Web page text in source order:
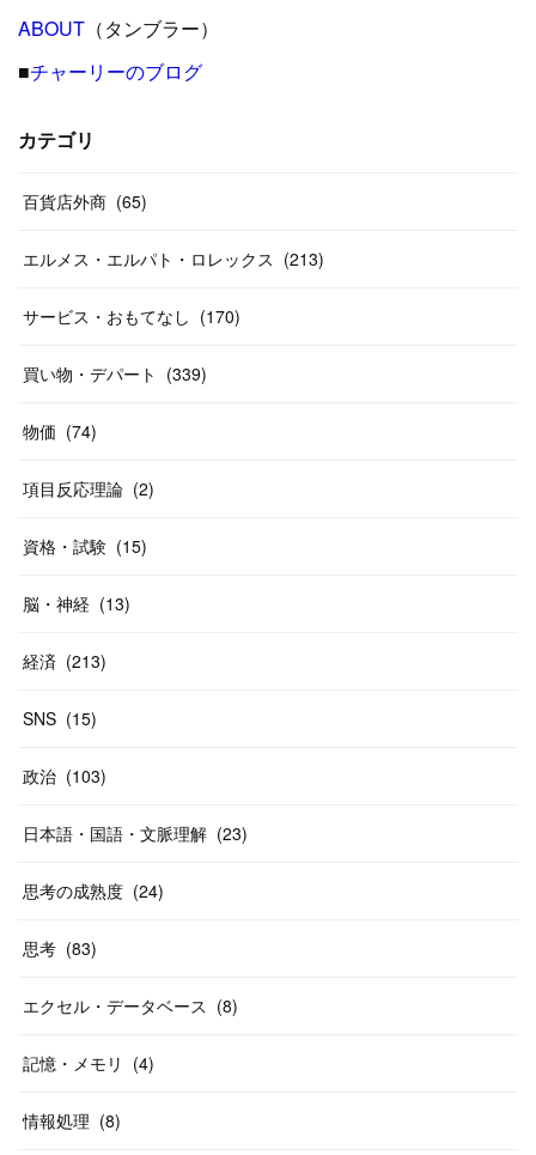
(24)
(8 )
(17
12
(12)
(19)
(13
(14)
(26)
27)
(29
(24)
(31)
31
(26
(20)
(14
( 23)
40
(55
(38)
(20
(31
58)
( 42)
(33
(46)
(20
ABOUT （タンブラー）
■チャーリーのブログ
カテゴリ
百貨店外商 (65)
エルメス・エルパト・ロレックス (213)
サービス・おもてなし (170)
買い物・デパート (339)
物価 (74)
項目反応理論 (2)
資格・試験 (15)
脳・神経 (13)
経済 (213)
SNS (15)
政治 (103)
日本語・国語・文脈理解 (23)
思考の成熟度 (24)
思考 (83)
エクセル・データベース (8)
記憶・メモリ (4)
情報処理 (8)